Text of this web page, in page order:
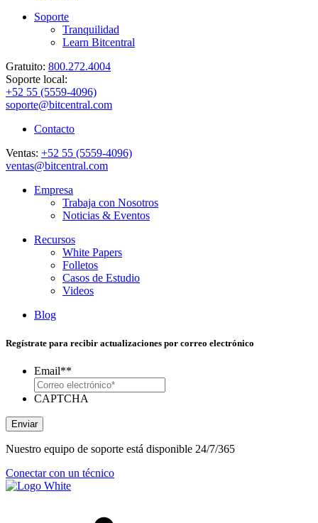
Soporte
Tranquilidad
Learn Bitcentral
Gratuito: 800.272.4004
Soporte local:
+52 55 (5559-4096)
soporte@bitcentral.com
Contacto
Ventas: +52 55 (5559-4096)
ventas@bitcentral.com
Empresa
Trabaja con Nosotros
Noticias & Eventos
Recursos
White Papers
Folletos
Casos de Estudio
Videos
Blog
Regístrate para recibir actualizaciones por correo electrónico
Email**
CAPTCHA
Enviar
Nuestro equipo de soporte está disponible 24/7/365
Conectar con un técnico